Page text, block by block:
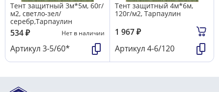
Тент защитный 3м*5м, 60г/
м2, светло-зел/
серебр,Тарпаулин
534₽ Нет в наличии
Артикул 3-5/60*
Тент защитный 4м*6м,
120г/м2, Тарпаулин
1 967₽
Артикул 4-6/120